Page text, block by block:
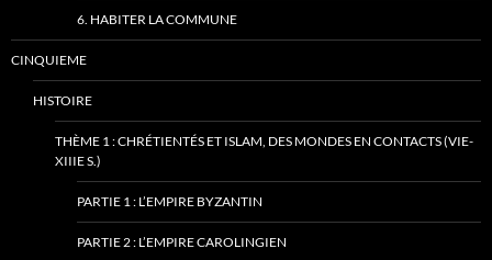
6. HABITER LA COMMUNE
CINQUIEME
HISTOIRE
THÈME 1 : CHRÉTIENTÉS ET ISLAM, DES MONDES EN CONTACTS (VIE-
XIIIE S.)
PARTIE 1 : L’EMPIRE BYZANTIN
PARTIE 2 : L’EMPIRE CAROLINGIEN